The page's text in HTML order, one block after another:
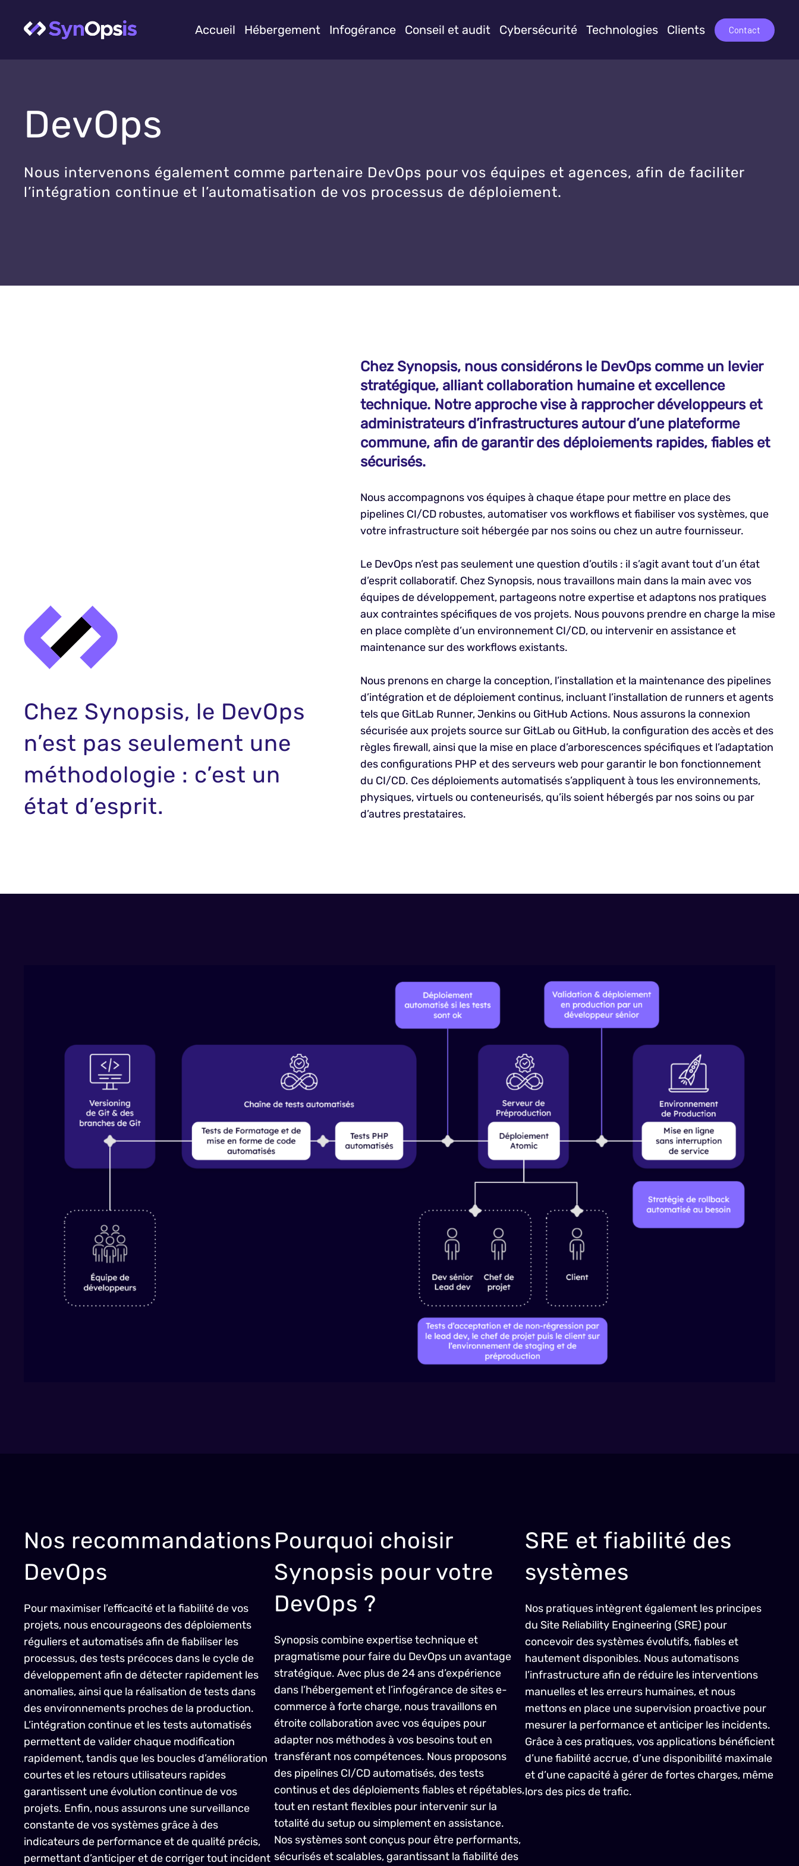
Accueil Hébergement Infogérance Conseil et audit Cybersécurité Technologies Clients Contact
DevOps
Nous intervenons également comme partenaire DevOps pour vos équipes et agences, afin de faciliter
l’intégration continue et l’automatisation de vos processus de déploiement.
Chez Synopsis, le DevOps
n’est pas seulement une
méthodologie : c’est un
état d’esprit.
Chez Synopsis, nous considérons le DevOps comme un levier
stratégique, alliant collaboration humaine et excellence
technique. Notre approche vise à rapprocher développeurs et
administrateurs d’infrastructures autour d’une plateforme
commune, afin de garantir des déploiements rapides, fiables et
sécurisés.
Nous accompagnons vos équipes à chaque étape pour mettre en place des
pipelines CI/CD robustes, automatiser vos workflows et fiabiliser vos systèmes, que
votre infrastructure soit hébergée par nos soins ou chez un autre fournisseur.​
Le DevOps n’est pas seulement une question d’outils : il s’agit avant tout d’un état
d’esprit collaboratif. Chez Synopsis, nous travaillons main dans la main avec vos
équipes de développement, partageons notre expertise et adaptons nos pratiques
aux contraintes spécifiques de vos projets. Nous pouvons prendre en charge la mise
en place complète d’un environnement CI/CD, ou intervenir en assistance et
maintenance sur des workflows existants.
Nous prenons en charge la conception, l’installation et la maintenance des pipelines
d’intégration et de déploiement continus, incluant l’installation de runners et agents
tels que GitLab Runner, Jenkins ou GitHub Actions. Nous assurons la connexion
sécurisée aux projets source sur GitLab ou GitHub, la configuration des accès et des
règles firewall, ainsi que la mise en place d’arborescences spécifiques et l’adaptation
des configurations PHP et des serveurs web pour garantir le bon fonctionnement
du CI/CD. Ces déploiements automatisés s’appliquent à tous les environnements,
physiques, virtuels ou conteneurisés, qu’ils soient hébergés par nos soins ou par
d’autres prestataires.
Nos recommandations
DevOps
Pour maximiser l’efficacité et la fiabilité de vos
projets, nous encourageons des déploiements
réguliers et automatisés afin de fiabiliser les
processus, des tests précoces dans le cycle de
développement afin de détecter rapidement les
anomalies, ainsi que la réalisation de tests dans
des environnements proches de la production.
L’intégration continue et les tests automatisés
permettent de valider chaque modification
rapidement, tandis que les boucles d’amélioration
courtes et les retours utilisateurs rapides
garantissent une évolution continue de vos
projets. Enfin, nous assurons une surveillance
constante de vos systèmes grâce à des
indicateurs de performance et de qualité précis,
permettant d’anticiper et de corriger tout incident
Pourquoi choisir
Synopsis pour votre
DevOps ?
Synopsis combine expertise technique et
pragmatisme pour faire du DevOps un avantage
stratégique. Avec plus de 24 ans d’expérience
dans l’hébergement et l’infogérance de sites e-
commerce à forte charge, nous travaillons en
étroite collaboration avec vos équipes pour
adapter nos méthodes à vos besoins tout en
transférant nos compétences. Nous proposons
des pipelines CI/CD automatisés, des tests
continus et des déploiements fiables et répétables,
tout en restant flexibles pour intervenir sur la
totalité du setup ou simplement en assistance.
Nos systèmes sont conçus pour être performants,
sécurisés et scalables, garantissant la fiabilité des
SRE et fiabilité des
systèmes
Nos pratiques intègrent également les principes
du Site Reliability Engineering (SRE) pour
concevoir des systèmes évolutifs, fiables et
hautement disponibles. Nous automatisons
l’infrastructure afin de réduire les interventions
manuelles et les erreurs humaines, et nous
mettons en place une supervision proactive pour
mesurer la performance et anticiper les incidents.
Grâce à ces pratiques, vos applications bénéficient
d’une fiabilité accrue, d’une disponibilité maximale
et d’une capacité à gérer de fortes charges, même
lors des pics de trafic.